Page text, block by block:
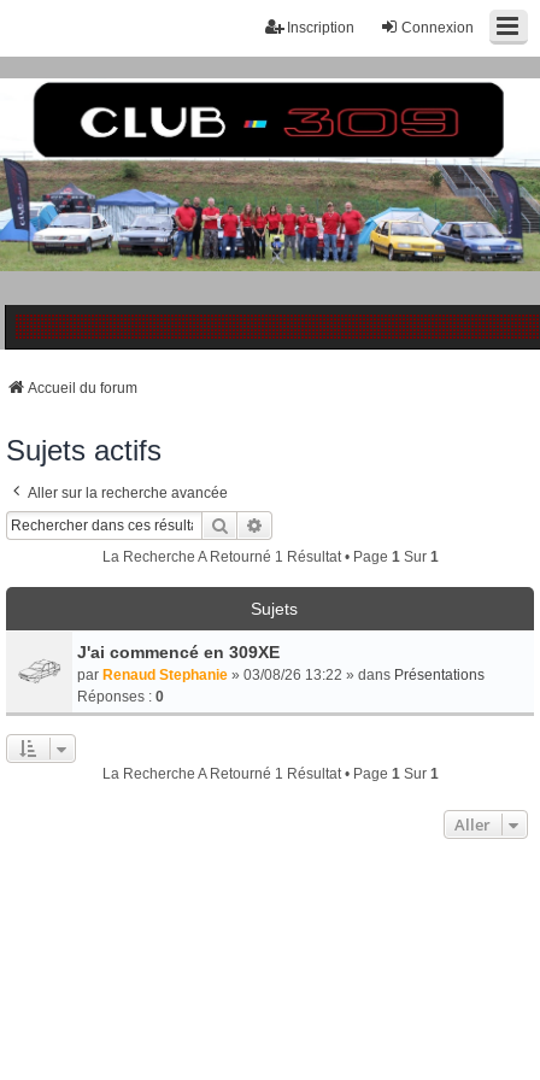
Connexion
Inscription
Accueil du forum
Sujets actifs
Aller sur la recherche avancée
Rechercher
La Recherche A Retourné 1 Résultat • Page 1Sur 1
Sujets
J'ai commencé en 309XE
par Renaud Stephanie » 03/08/26 13:22 » dans Présentations
Réponses : 0
La Recherche A Retourné 1 Résultat • Page 1Sur 1
Aller